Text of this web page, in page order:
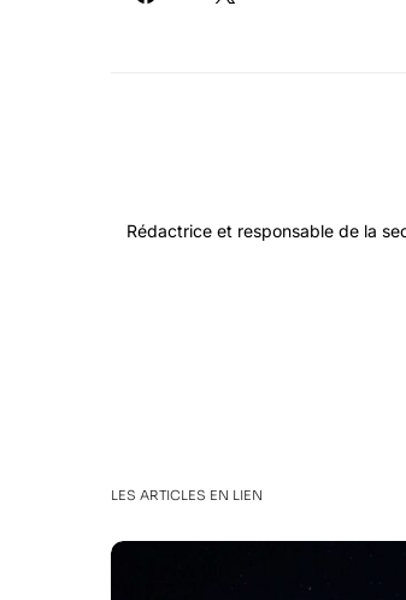
Rédactrice et responsable de la
LES ARTICLES EN LIEN